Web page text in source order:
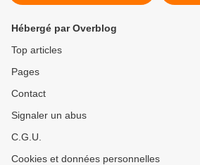
Hébergé par Overblog
Top articles
Pages
Contact
Signaler un abus
C.G.U.
Cookies et données personnelles